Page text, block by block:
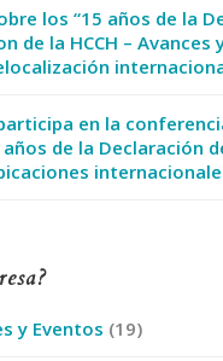
los “15 años de la
de la HCCH – Avances
participa en la
de la Declaración
y Eventos (19)